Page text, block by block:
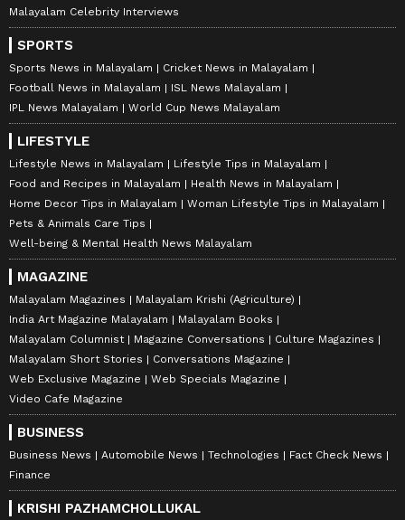
Malayalam Celebrity Interviews
SPORTS
Sports News in Malayalam
Cricket News in Malayalam
Football News in Malayalam
ISL News Malayalam
IPL News Malayalam
World Cup News Malayalam
LIFESTYLE
Lifestyle News in Malayalam
Lifestyle Tips in Malayalam
Food and Recipes in Malayalam
Health News in Malayalam
Home Decor Tips in Malayalam
Woman Lifestyle Tips in Malayalam
Pets & Animals Care Tips
Well-being & Mental Health News Malayalam
MAGAZINE
Malayalam Magazines
Malayalam Krishi (Agriculture)
India Art Magazine Malayalam
Malayalam Books
Malayalam Columnist
Magazine Conversations
Culture Magazines
Malayalam Short Stories
Conversations Magazine
Web Exclusive Magazine
Web Specials Magazine
Video Cafe Magazine
BUSINESS
Business News Automobile News Technologies
Fact Check News
Finance
KRISHI PAZHAMCHOLLUKAL